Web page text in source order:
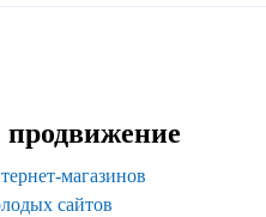
продвижение
магазинов
сайтов